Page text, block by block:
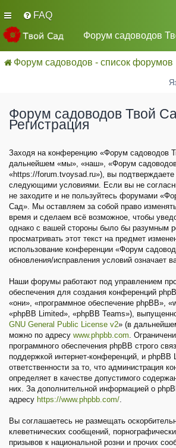
FAQ
Форум садоводов
Форум садоводов - список форумов
Форум садоводов Твой
Регистрация
Заходя на конференцию «Форум садоводов
дальнейшем «мы», «наш», «Форум
«https://forum.tvoysad.ru»), вы подтверждаете
следующими условиями. Если вы не
не заходите и не пользуйтесь форумами
Сад». Мы оставляем за собой право
время и сделаем всё возможное, чтобы
однако с вашей стороны было бы разумным
просматривать этот текст на предмет
использование конференции «Форум
обновления/исправления условий означает
Наши форумы работают под управлением
обеспечения для создания конференций
«они», «программное обеспечение phpBB»,
«phpBB Limited», «phpBB Teams»),
GNU General Public License v2» (в
можно по адресу www.phpbb.com.
программного обеспечения phpBB строго
поддержкой интернет-конференций, и phpBB
ответственности за то, что администрация
определяет в качестве допустимого
них. За дополнительной информацией о
адресу https://www.phpbb.com/.
Вы соглашаетесь не размещать
клеветнических сообщений,
призывов к национальной розни и прочих